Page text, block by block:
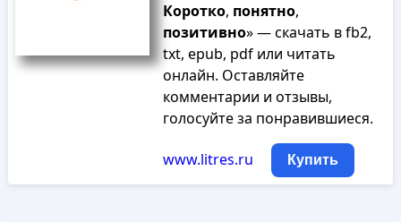
Коротко, понятно,
позитивно» — скачать в fb2,
txt, epub, pdf или читать
онлайн. Оставляйте
комментарии и отзывы,
голосуйте за понравившиеся.
www.litres.ru Купить